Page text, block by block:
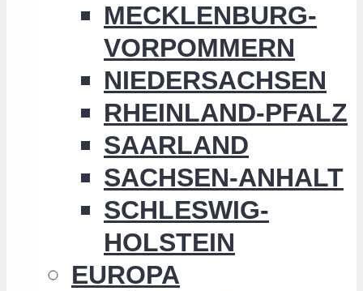
MECKLENBURG-
VORPOMMERN
NIEDERSACHSEN
RHEINLAND-PFALZ
SAARLAND
SACHSEN-ANHALT
SCHLESWIG-
HOLSTEIN
EUROPA